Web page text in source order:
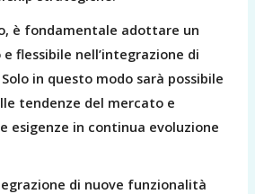
è fondamentale adottare un
flessibile nell’integrazione di
in questo modo sarà possibile
tendenze del mercato e
esigenze in continua evoluzione
di nuove funzionalità